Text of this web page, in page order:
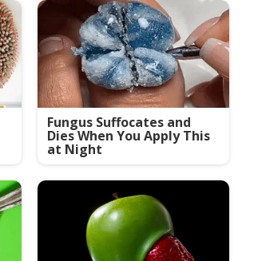
Fungus Suffocates and
Dies When You Apply This
at Night